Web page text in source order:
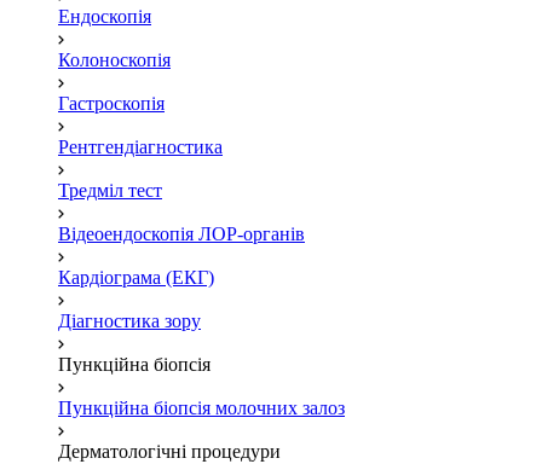
Ендоскопія
Колоноскопія
Гастроскопія
Рентгендіагностика
Тредміл тест
Відеоендоскопія ЛОР-органів
Кардіограма (ЕКГ)
Діагностика зору
Пункційна біопсія
Пункційна біопсія молочних залоз
Дерматологічні процедури